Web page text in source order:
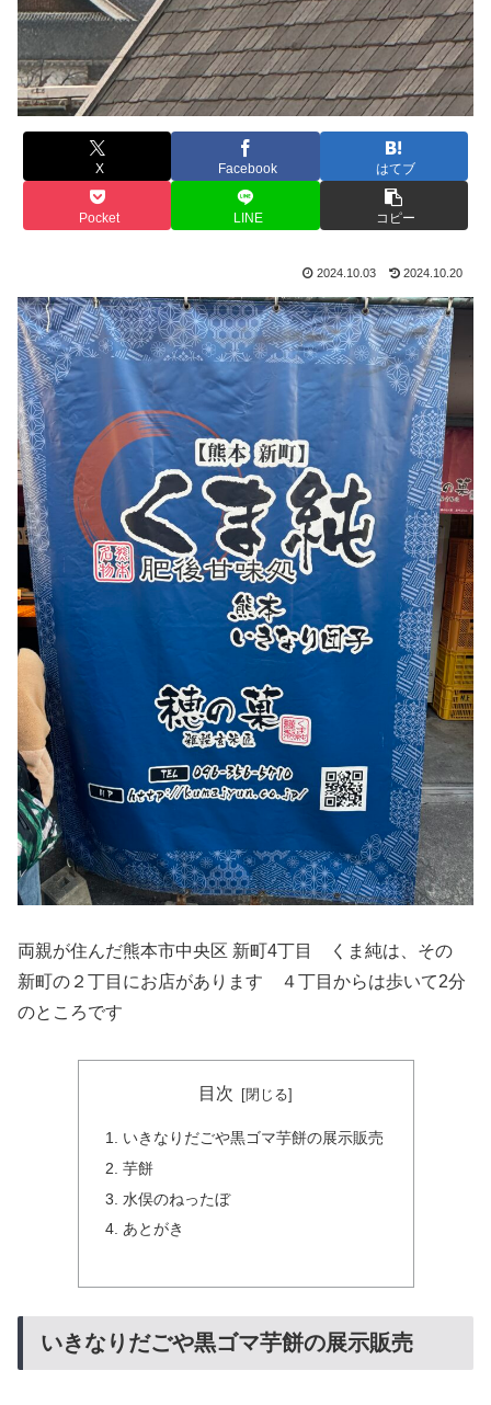
X Facebook はてブ
Pocket LINE コピー
2024.10.03 2024.10.20
両親が住んだ熊本市中央区 新町4丁目 くま純は、その
新町の２丁目にお店があります ４丁目からは歩いて2分
のところです
目次
いきなりだごや黒ゴマ芋餅の展示販売
芋餅
水俣のねったぼ
あとがき
いきなりだごや黒ゴマ芋餅の展示販売